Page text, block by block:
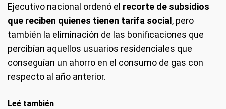
Ejecutivo nacional ordenó el recorte de subsidios
que reciben quienes tienen tarifa social , pero
también la eliminación de las bonificaciones que
percibían aquellos usuarios residenciales que
conseguían un ahorro en el consumo de gas con
respecto al año anterior.
Leé también